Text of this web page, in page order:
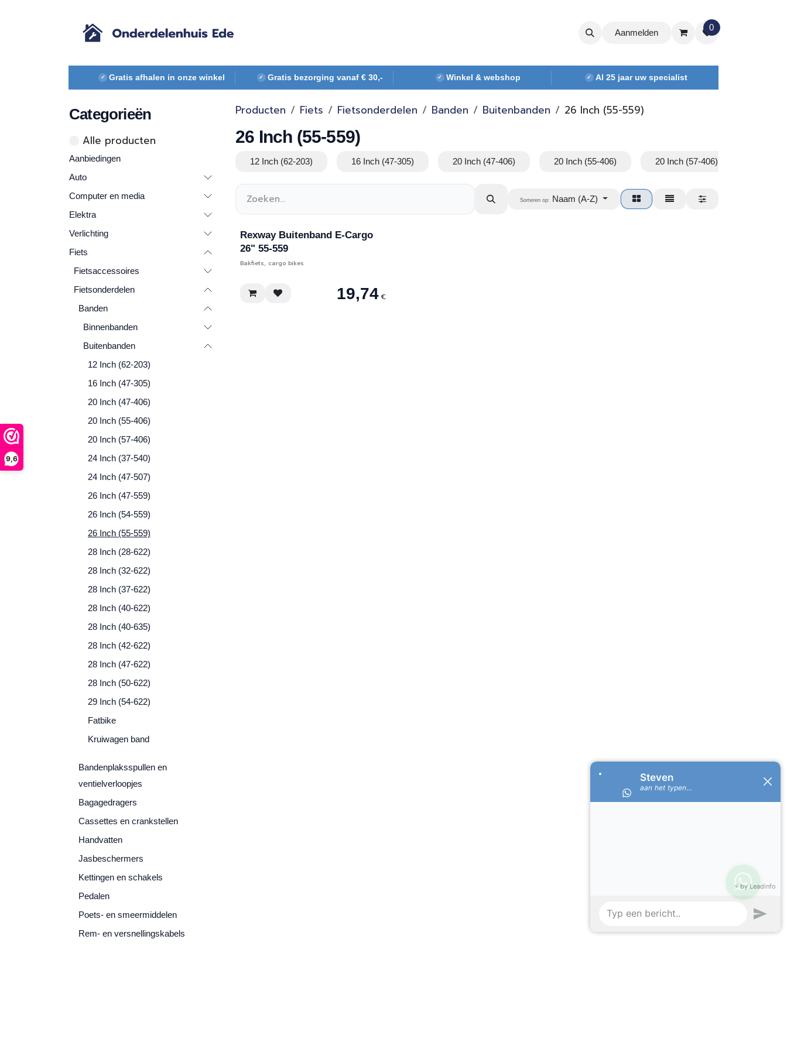
9,6
Aanmelden
0
✓ Gratis afhalen in onze winkel ✓ Gratis bezorging vanaf € 30,- ✓ Winkel & webshop ✓ Al 25 jaar uw specialist
Categorieën
Alle ​​pr​oducten
Aanbiedingen
Auto
Computer en media
Elektra
Verlichting
Fiets
Fietsaccessoires
Fietsonderdelen
Banden
Binnenbanden
Buitenbanden
12 Inch (62-203)
16 Inch (47-305)
20 Inch (47-406)
20 Inch (55-406)
20 Inch (57-406)
24 Inch (37-540)
24 Inch (47-507)
26 Inch (47-559)
26 Inch (54-559)
26 Inch (55-559)
28 Inch (28-622)
28 Inch (32-622)
28 Inch (37-622)
28 Inch (40-622)
28 Inch (40-635)
28 Inch (42-622)
28 Inch (47-622)
28 Inch (50-622)
29 Inch (54-622)
Fatbike
Kruiwagen band
Bandenplaksspullen en
ventielverloopjes
Bagagedragers
Cassettes en crankstellen
Handvatten
Jasbeschermers
Kettingen en schakels
Pedalen
Poets- en smeermiddelen
Rem- en versnellingskabels
Producten Fiets Fietsonderdelen Banden Buitenbanden 26 Inch (55-559)
26 Inch (55-559)
12 Inch (62-203) 16 Inch (47-305) 20 Inch (47-406) 20 Inch (55-406) 20 Inch (57-406)
Sorteren op: Naam (A-Z)
Rexway Buitenband E-Cargo
26" 55-559
Bakfiets, cargo bikes
19,74 €